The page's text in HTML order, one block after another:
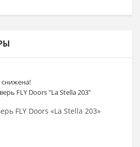
FLY Doors «La Stella 203»
Выбрать >